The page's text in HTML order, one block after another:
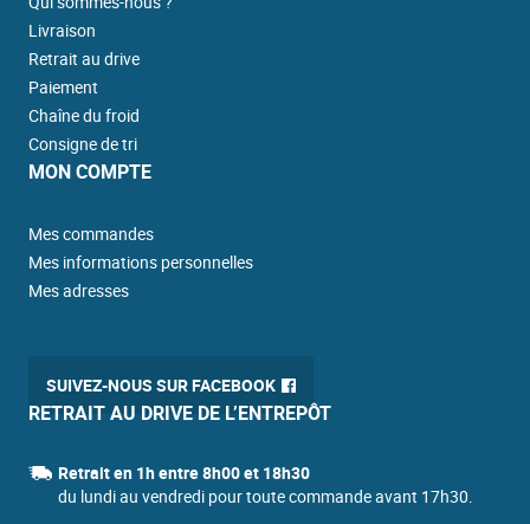
Livraison
Retrait au drive
Paiement
Chaîne du froid
Consigne de tri
MON COMPTE
Mes commandes
Mes informations personnelles
Mes adresses
SUIVEZ-NOUS SUR FACEBOOK
RETRAIT AU DRIVE DE L’ENTREPÔT
Retrait en 1h entre 8h00 et 18h30
du lundi au vendredi pour toute commande avant 17h30.